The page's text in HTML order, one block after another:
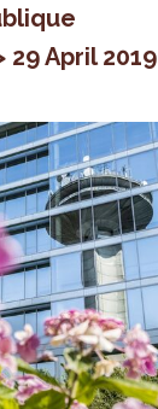
29 April 2019